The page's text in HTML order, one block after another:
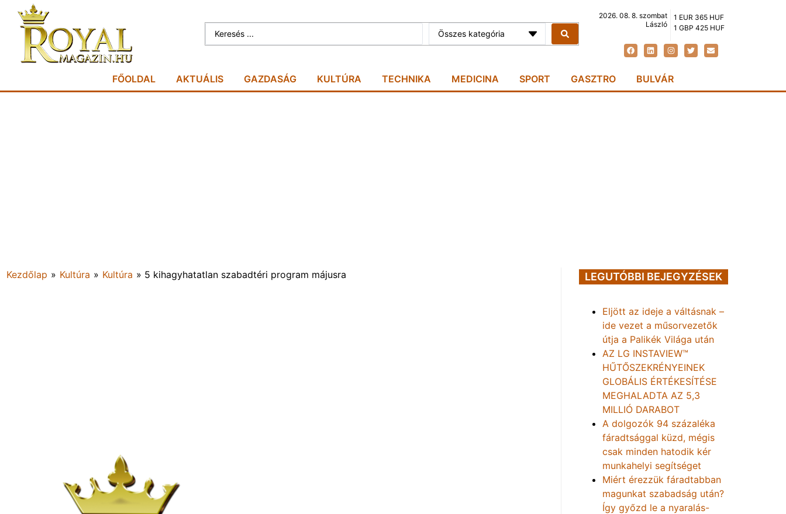
Összes kategória
2026. 08. 8. szombat
László
1 EUR 365 HUF
1 GBP 425 HUF
FŐOLDAL AKTUÁLIS GAZDASÁG KULTÚRA TECHNIKA MEDICINA SPORT GASZTRO BULVÁR
Kezdőlap » Kultúra » Kultúra » 5 kihagyhatatlan szabadtéri program májusra LEGUTÓBBI BEJEGYZÉSEK
Eljött az ideje a váltásnak –
ide vezet a műsorvezetők
útja a Palikék Világa után
AZ LG INSTAVIEW™
HŰTŐSZEKRÉNYEINEK
GLOBÁLIS ÉRTÉKESÍTÉSE
MEGHALADTA AZ 5,3
MILLIÓ DARABOT
A dolgozók 94 százaléka
fáradtsággal küzd, mégis
csak minden hatodik kér
munkahelyi segítséget
Miért érezzük fáradtabban
magunkat szabadság után?
Így győzd le a nyaralás-